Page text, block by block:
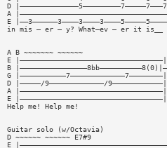
D
A
E
in mis — er — y? What—ev — er it
A B ~~~~~~~ ~~~~~~
E
B
G
D |—————/9—————————————/
A
E
Help me! Help me!
Guitar solo (w/Octavia)
D ~~~~~~ ~~~~~~ E7#9
E